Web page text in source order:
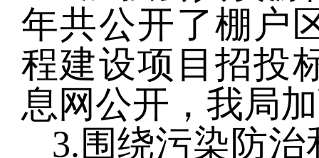
年共公开了棚户
程建设项目招投
息网公开，我局
3. 围绕污染防